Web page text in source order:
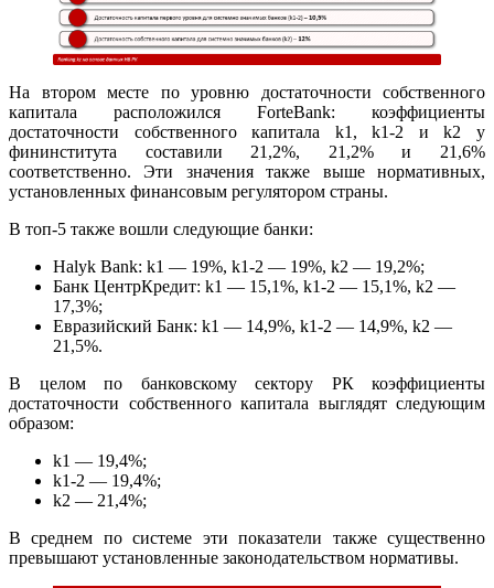
На втором месте по уровню достаточности собственного
капитала расположился ForteBank: коэффициенты
достаточности собственного капитала k1, k1-2 и k2 у
фининститута составили 21,2%, 21,2% и 21,6%
соответственно. Эти значения также выше нормативных,
установленных финансовым регулятором страны.
В топ-5 также вошли следующие банки:
Halyk Bank: k1 — 19%, k1-2 — 19%, k2 — 19,2%;
Банк ЦентрКредит: k1 — 15,1%, k1-2 — 15,1%, k2 —
17,3%;
Евразийский Банк: k1 — 14,9%, k1-2 — 14,9%, k2 —
21,5%.
В целом по банковскому сектору РК коэффициенты
достаточности собственного капитала выглядят следующим
образом:
k1 — 19,4%;
k1-2 — 19,4%;
k2 — 21,4%;
В среднем по системе эти показатели также существенно
превышают установленные законодательством нормативы.